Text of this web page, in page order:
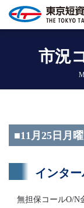
市況
■11月25日月
インタ
無担保コールO/N